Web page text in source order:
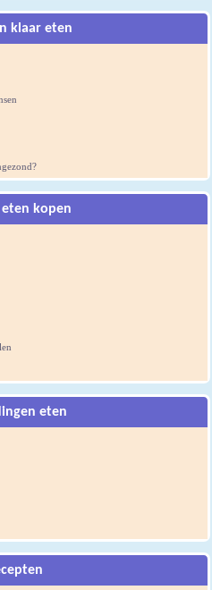
klaar eten
kopen
eten